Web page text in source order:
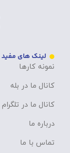
لینک های مفید
نمونه کارها
کانال ما در بله
کانال ما در تلگرام
درباره ما
تماس با ما